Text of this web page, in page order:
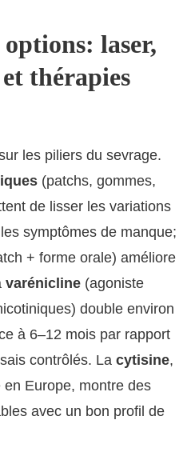
laser,
thérapies
les piliers du sevrage.
(patchs, gommes,
de lisser les variations
symptômes de manque;
+ forme orale) améliore
varénicline (agoniste
double environ
à 6–12 mois par rapport
contrôlés. La cytisine,
Europe, montre des
avec un bon profil de